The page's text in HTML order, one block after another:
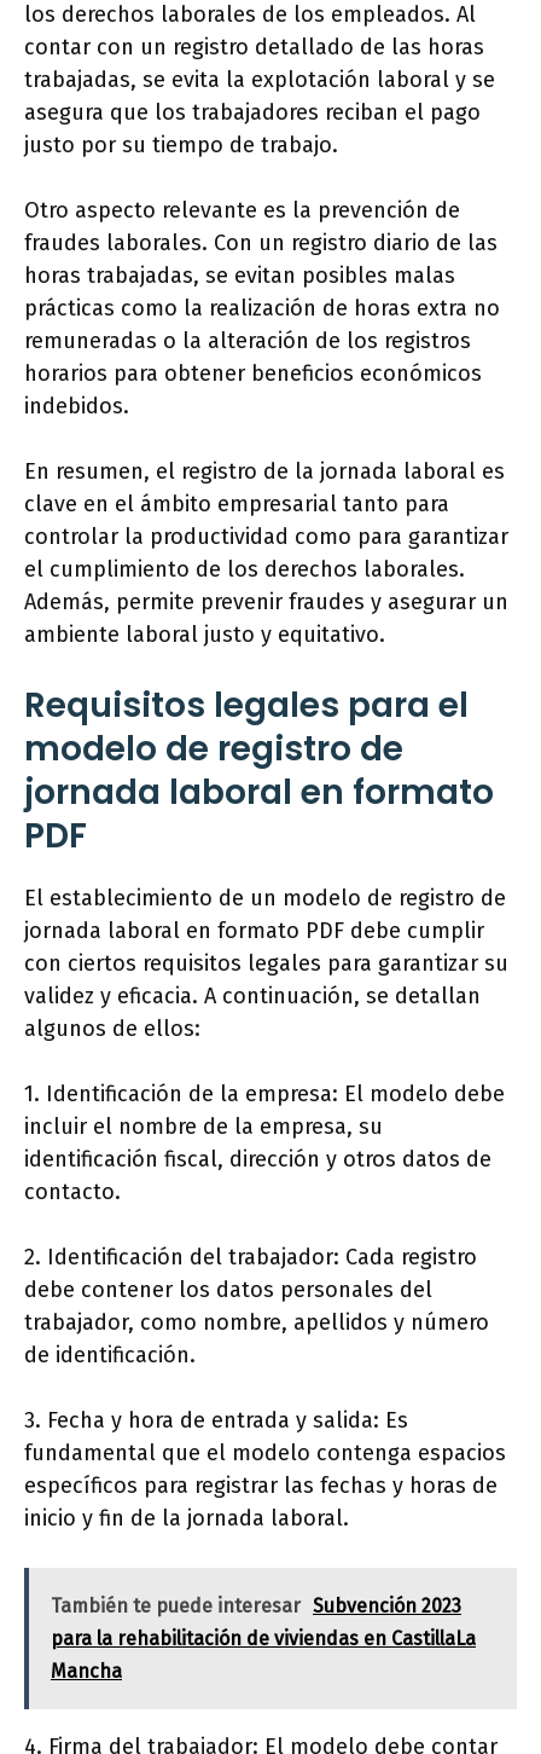
los derechos laborales de los empleados. Al
contar con un registro detallado de las horas
trabajadas, se evita la explotación laboral y se
asegura que los trabajadores reciban el pago
justo por su tiempo de trabajo.
Otro aspecto relevante es la prevención de
fraudes laborales. Con un registro diario de las
horas trabajadas, se evitan posibles malas
prácticas como la realización de horas extra no
remuneradas o la alteración de los registros
horarios para obtener beneficios económicos
indebidos.
En resumen, el registro de la jornada laboral es
clave en el ámbito empresarial tanto para
controlar la productividad como para garantizar
el cumplimiento de los derechos laborales.
Además, permite prevenir fraudes y asegurar un
ambiente laboral justo y equitativo.
Requisitos legales para el
modelo de registro de
jornada laboral en formato
PDF
El establecimiento de un modelo de registro de
jornada laboral en formato PDF debe cumplir
con ciertos requisitos legales para garantizar su
validez y eficacia. A continuación, se detallan
algunos de ellos:
1. Identificación de la empresa: El modelo debe
incluir el nombre de la empresa, su
identificación fiscal, dirección y otros datos de
contacto.
2. Identificación del trabajador: Cada registro
debe contener los datos personales del
trabajador, como nombre, apellidos y número
de identificación.
3. Fecha y hora de entrada y salida: Es
fundamental que el modelo contenga espacios
específicos para registrar las fechas y horas de
inicio y fin de la jornada laboral.
También te puede interesar Subvención 2023
para la rehabilitación de viviendas en CastillaLa
Mancha
4. Firma del trabajador: El modelo debe contar